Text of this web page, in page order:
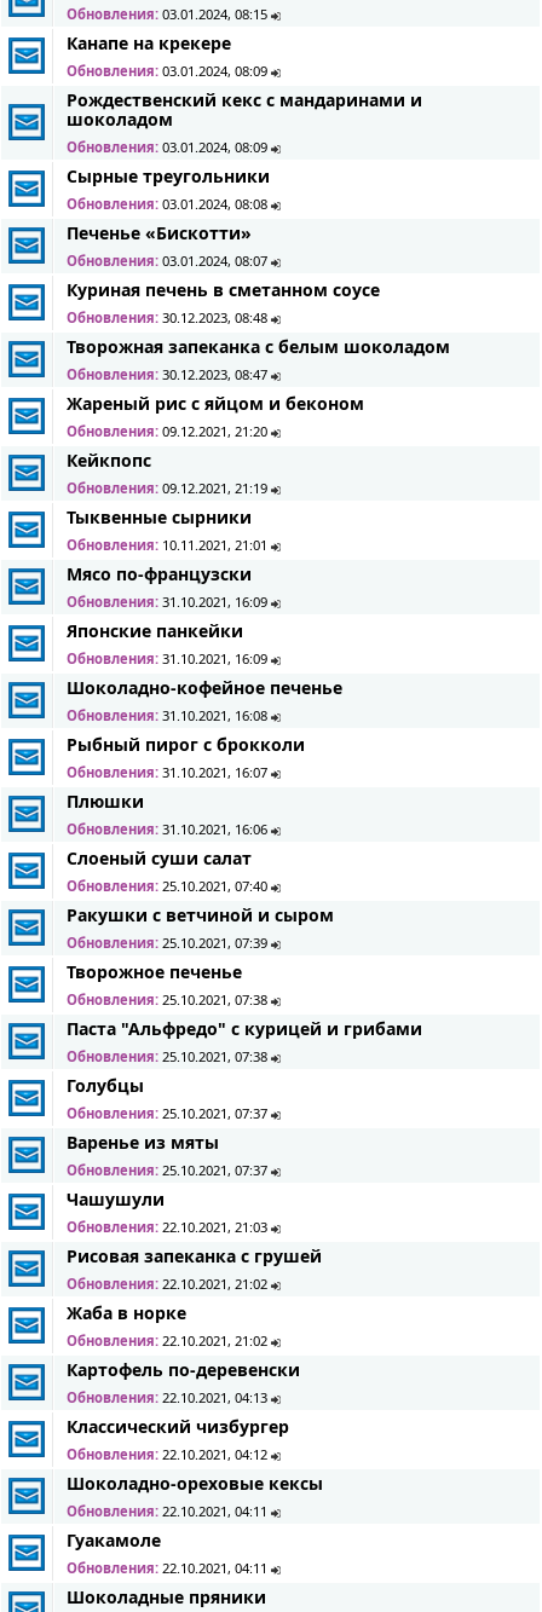
Обновления: 03.01.2024, 08:15
Канапе на крекере
Обновления: 03.01.2024, 08:09
Рождественский кекс с мандаринами и
шоколадом
Обновления: 03.01.2024, 08:09
Сырные треугольники
Обновления: 03.01.2024, 08:08
Печенье «Бискотти»
Обновления: 03.01.2024, 08:07
Куриная печень в сметанном соусе
Обновления: 30.12.2023, 08:48
Творожная запеканка с белым шоколадом
Обновления: 30.12.2023, 08:47
Жареный рис с яйцом и беконом
Обновления: 09.12.2021, 21:20
Кейкпопс
Обновления: 09.12.2021, 21:19
Тыквенные сырники
Обновления: 10.11.2021, 21:01
Мясо по-французски
Обновления: 31.10.2021, 16:09
Японские панкейки
Обновления: 31.10.2021, 16:09
Шоколадно-кофейное печенье
Обновления: 31.10.2021, 16:08
Рыбный пирог с брокколи
Обновления: 31.10.2021, 16:07
Плюшки
Обновления: 31.10.2021, 16:06
Слоеный суши салат
Обновления: 25.10.2021, 07:40
Ракушки с ветчиной и сыром
Обновления: 25.10.2021, 07:39
Творожное печенье
Обновления: 25.10.2021, 07:38
Паста "Альфредо" с курицей и грибами
Обновления: 25.10.2021, 07:38
Голубцы
Обновления: 25.10.2021, 07:37
Варенье из мяты
Обновления: 25.10.2021, 07:37
Чашушули
Обновления: 22.10.2021, 21:03
Рисовая запеканка с грушей
Обновления: 22.10.2021, 21:02
Жаба в норке
Обновления: 22.10.2021, 21:02
Картофель по-деревенски
Обновления: 22.10.2021, 04:13
Классический чизбургер
Обновления: 22.10.2021, 04:12
Шоколадно-ореховые кексы
Обновления: 22.10.2021, 04:11
Гуакамоле
Обновления: 22.10.2021, 04:11
Шоколадные пряники